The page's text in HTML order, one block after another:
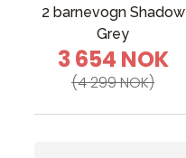
2 barnevogn Shadow
Grey
3 654 NOK
(4 299 NOK)